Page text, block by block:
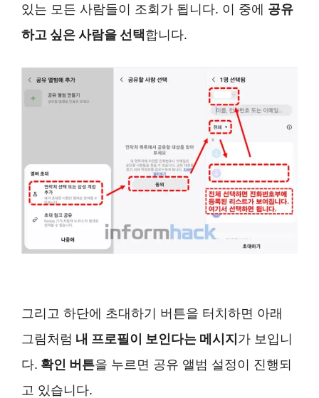
있는 모든 사람들이 조회가 됩니다. 이 중에 공유
하고 싶은 사람을 선택합니다.
그리고 하단에 초대하기 버튼을 터치하면 아래
그림처럼 내 프로필이 보인다는 메시지가 보입니
다. 확인 버튼을 누르면 공유 앨범 설정이 진행되
고 있습니다.